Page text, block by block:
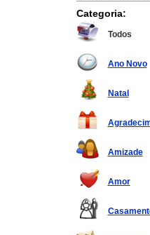
Categoria:
Todos
Ano Novo
Natal
Amizade
Amor